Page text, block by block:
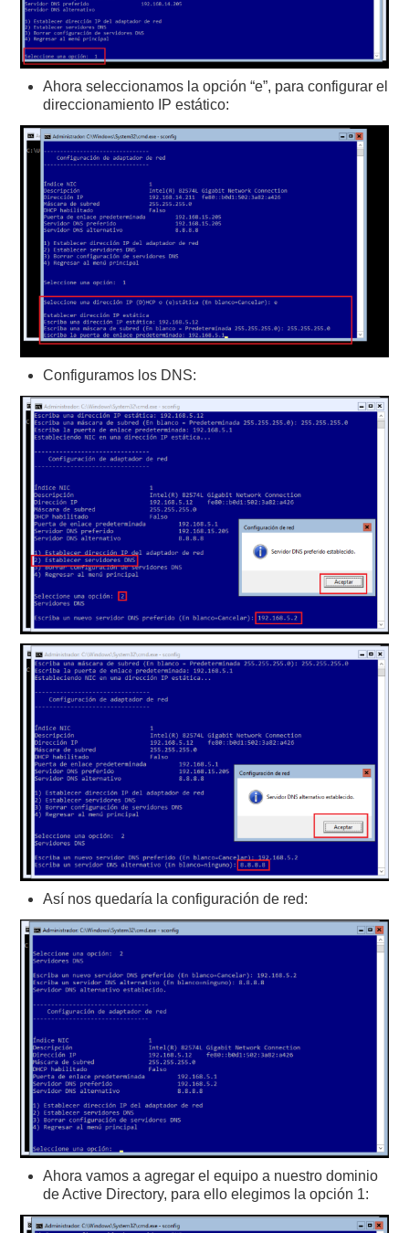
Ahora seleccionamos la opción “e”, para configurar el
direccionamiento IP estático:
Configuramos los DNS:
Así nos quedaría la configuración de red:
Ahora vamos a agregar el equipo a nuestro dominio
de Active Directory, para ello elegimos la opción 1: